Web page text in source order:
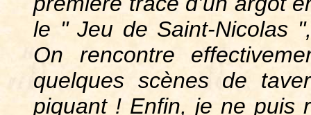
le " Jeu de Saint-Nicolas
On rencontre
quelques scènes de
piquant ! Enfin, je ne puis